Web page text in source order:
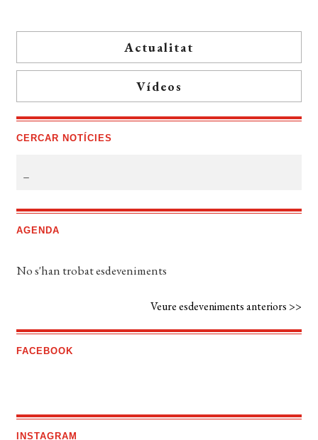
Actualitat
Vídeos
CERCAR NOTÍCIES
AGENDA
No s'han trobat esdeveniments
Veure esdeveniments anteriors >>
FACEBOOK
INSTAGRAM